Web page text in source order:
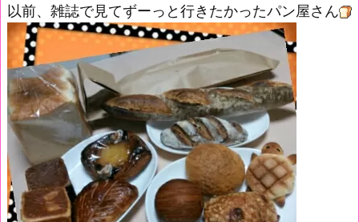
以前、雑誌で見てずーっと行きたかったパン屋さん